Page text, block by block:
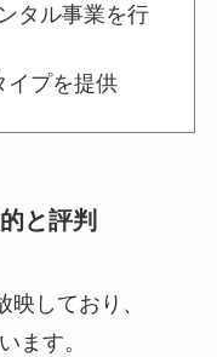
タル事業を行
イプを提供
と評判
しており、
ます。